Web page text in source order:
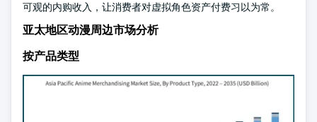
可观的内购收入，让消费者对虚拟角色资产付费习以为常。
亚太地区动漫周边市场分析
按产品类型